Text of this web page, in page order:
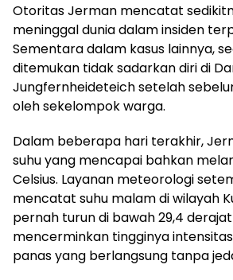
Otoritas Jerman mencatat
meninggal dunia dalam insiden
Sementara dalam kasus lainnya,
ditemukan tidak sadarkan diri di
Jungfernheideteich setelah
oleh sekelompok warga.
Dalam beberapa hari terakhir,
suhu yang mencapai bahkan
Celsius. Layanan meteorologi
mencatat suhu malam di wilayah
pernah turun di bawah 29,4 derajat
mencerminkan tingginya
panas yang berlangsung tanpa